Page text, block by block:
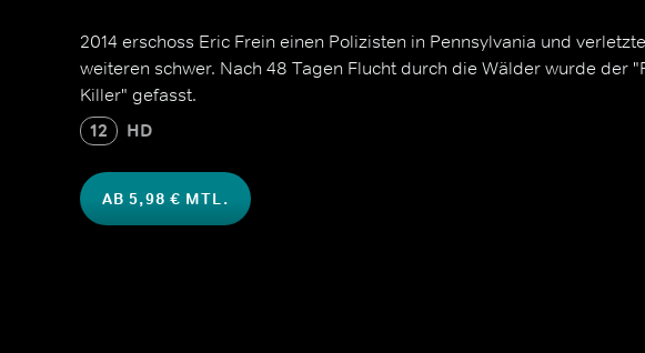
2014 erschoss Eric Frein einen Polizisten in Pennsylvania und
weiteren schwer. Nach 48 Tagen Flucht durch die Wälder wurde der
Killer" gefasst.
12 HD
AB 5,98 € MTL.